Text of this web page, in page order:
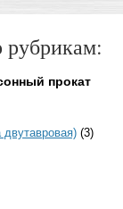
рубрикам:
прокат
двутавровая) (3)